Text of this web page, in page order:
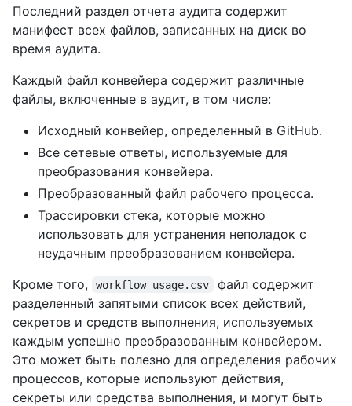
Последний раздел отчета аудита содержит
манифест всех файлов, записанных на диск во
время аудита.
Каждый файл конвейера содержит различные
файлы, включенные в аудит, в том числе:
Исходный конвейер, определенный в GitHub.
Все сетевые ответы, используемые для
преобразования конвейера.
Преобразованный файл рабочего процесса.
Трассировки стека, которые можно
использовать для устранения неполадок с
неудачным преобразованием конвейера.
Кроме того,
workflow_usage.csv
файл содержит
разделенный запятыми список всех действий,
секретов и средств выполнения, используемых
каждым успешно преобразованным конвейером.
Это может быть полезно для определения рабочих
процессов, которые используют действия,
секреты или средства выполнения, и могут быть